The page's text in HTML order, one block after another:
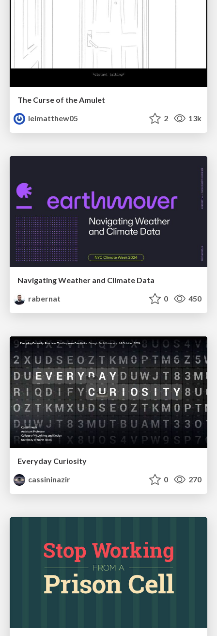
The Curse of the Amulet
leimatthew05
2 13k
Navigating Weather and Climate Data
rabernat
0 450
Everyday Curiosity
cassininazir
0 270